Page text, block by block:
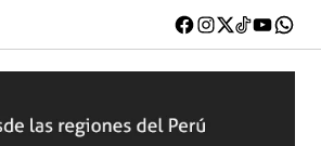
Facebook
Instagram
X TikTok
W